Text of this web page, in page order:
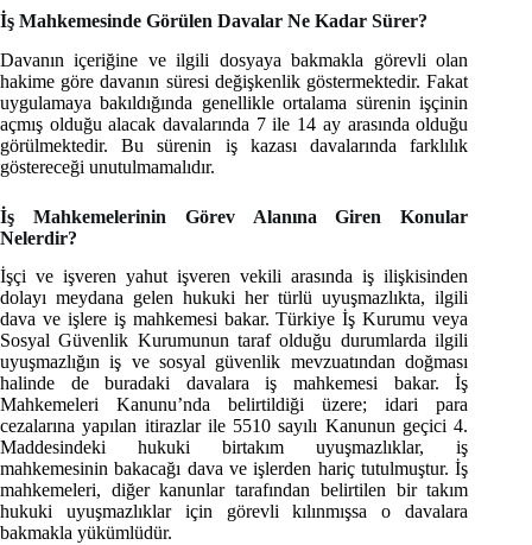
İş Mahkemesinde Görülen Davalar Ne Kadar Sürer?
Davanın içeriğine ve ilgili dosyaya bakmakla görevli olan
hakime göre davanın süresi değişkenlik göstermektedir. Fakat
uygulamaya bakıldığında genellikle ortalama sürenin işçinin
açmış olduğu alacak davalarında 7 ile 14 ay arasında olduğu
görülmektedir. Bu sürenin iş kazası davalarında farklılık
göstereceği unutulmamalıdır.
İş Mahkemelerinin Görev Alanına Giren Konular
Nelerdir?
İşçi ve işveren yahut işveren vekili arasında iş ilişkisinden
dolayı meydana gelen hukuki her türlü uyuşmazlıkta, ilgili
dava ve işlere iş mahkemesi bakar. Türkiye İş Kurumu veya
Sosyal Güvenlik Kurumunun taraf olduğu durumlarda ilgili
uyuşmazlığın iş ve sosyal güvenlik mevzuatından doğması
halinde de buradaki davalara iş mahkemesi bakar. İş
Mahkemeleri Kanunu’nda belirtildiği üzere; idari para
cezalarına yapılan itirazlar ile 5510 sayılı Kanunun geçici 4.
Maddesindeki hukuki birtakım uyuşmazlıklar, iş
mahkemesinin bakacağı dava ve işlerden hariç tutulmuştur. İş
mahkemeleri, diğer kanunlar tarafından belirtilen bir takım
hukuki uyuşmazlıklar için görevli kılınmışsa o davalara
bakmakla yükümlüdür.